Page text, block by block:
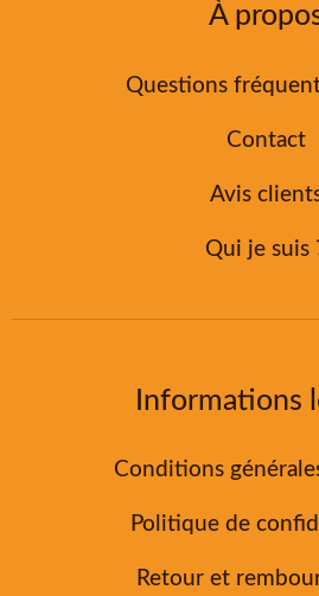
À
Questions
Contact
Avis
Qui je suis
Informations
Conditions
Politique de
Retour et